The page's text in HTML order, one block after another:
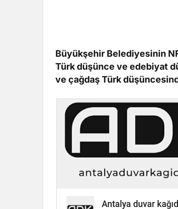
Büyükşehir Belediyesinin
Türk düşünce ve edebiyat
ve çağdaş Türk